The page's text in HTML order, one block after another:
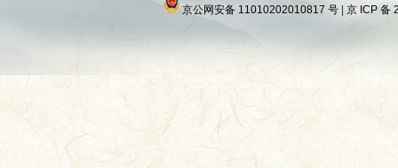
京公网安备 11010202010817 号 京 ICP 备